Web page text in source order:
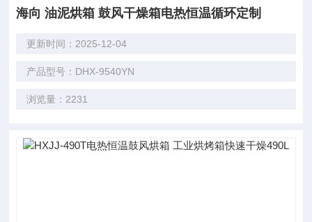
海向 油泥烘箱 鼓风干燥箱电热恒温循环定制
更新时间：2025-12-04
产品型号：DHX-9540YN
浏览量：2231